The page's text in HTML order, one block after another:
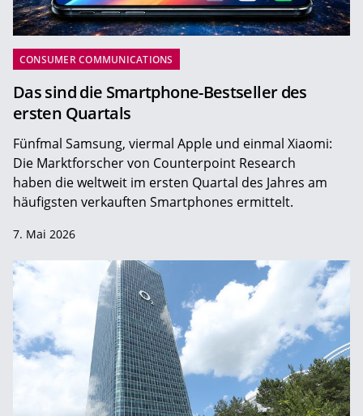
CONSUMER COMMUNICATIONS
Das sind die Smartphone-Bestseller des
ersten Quartals
Fünfmal Samsung, viermal Apple und einmal Xiaomi:
Die Marktforscher von Counterpoint Research
haben die weltweit im ersten Quartal des Jahres am
häufigsten verkauften Smartphones ermittelt.
7. Mai 2026